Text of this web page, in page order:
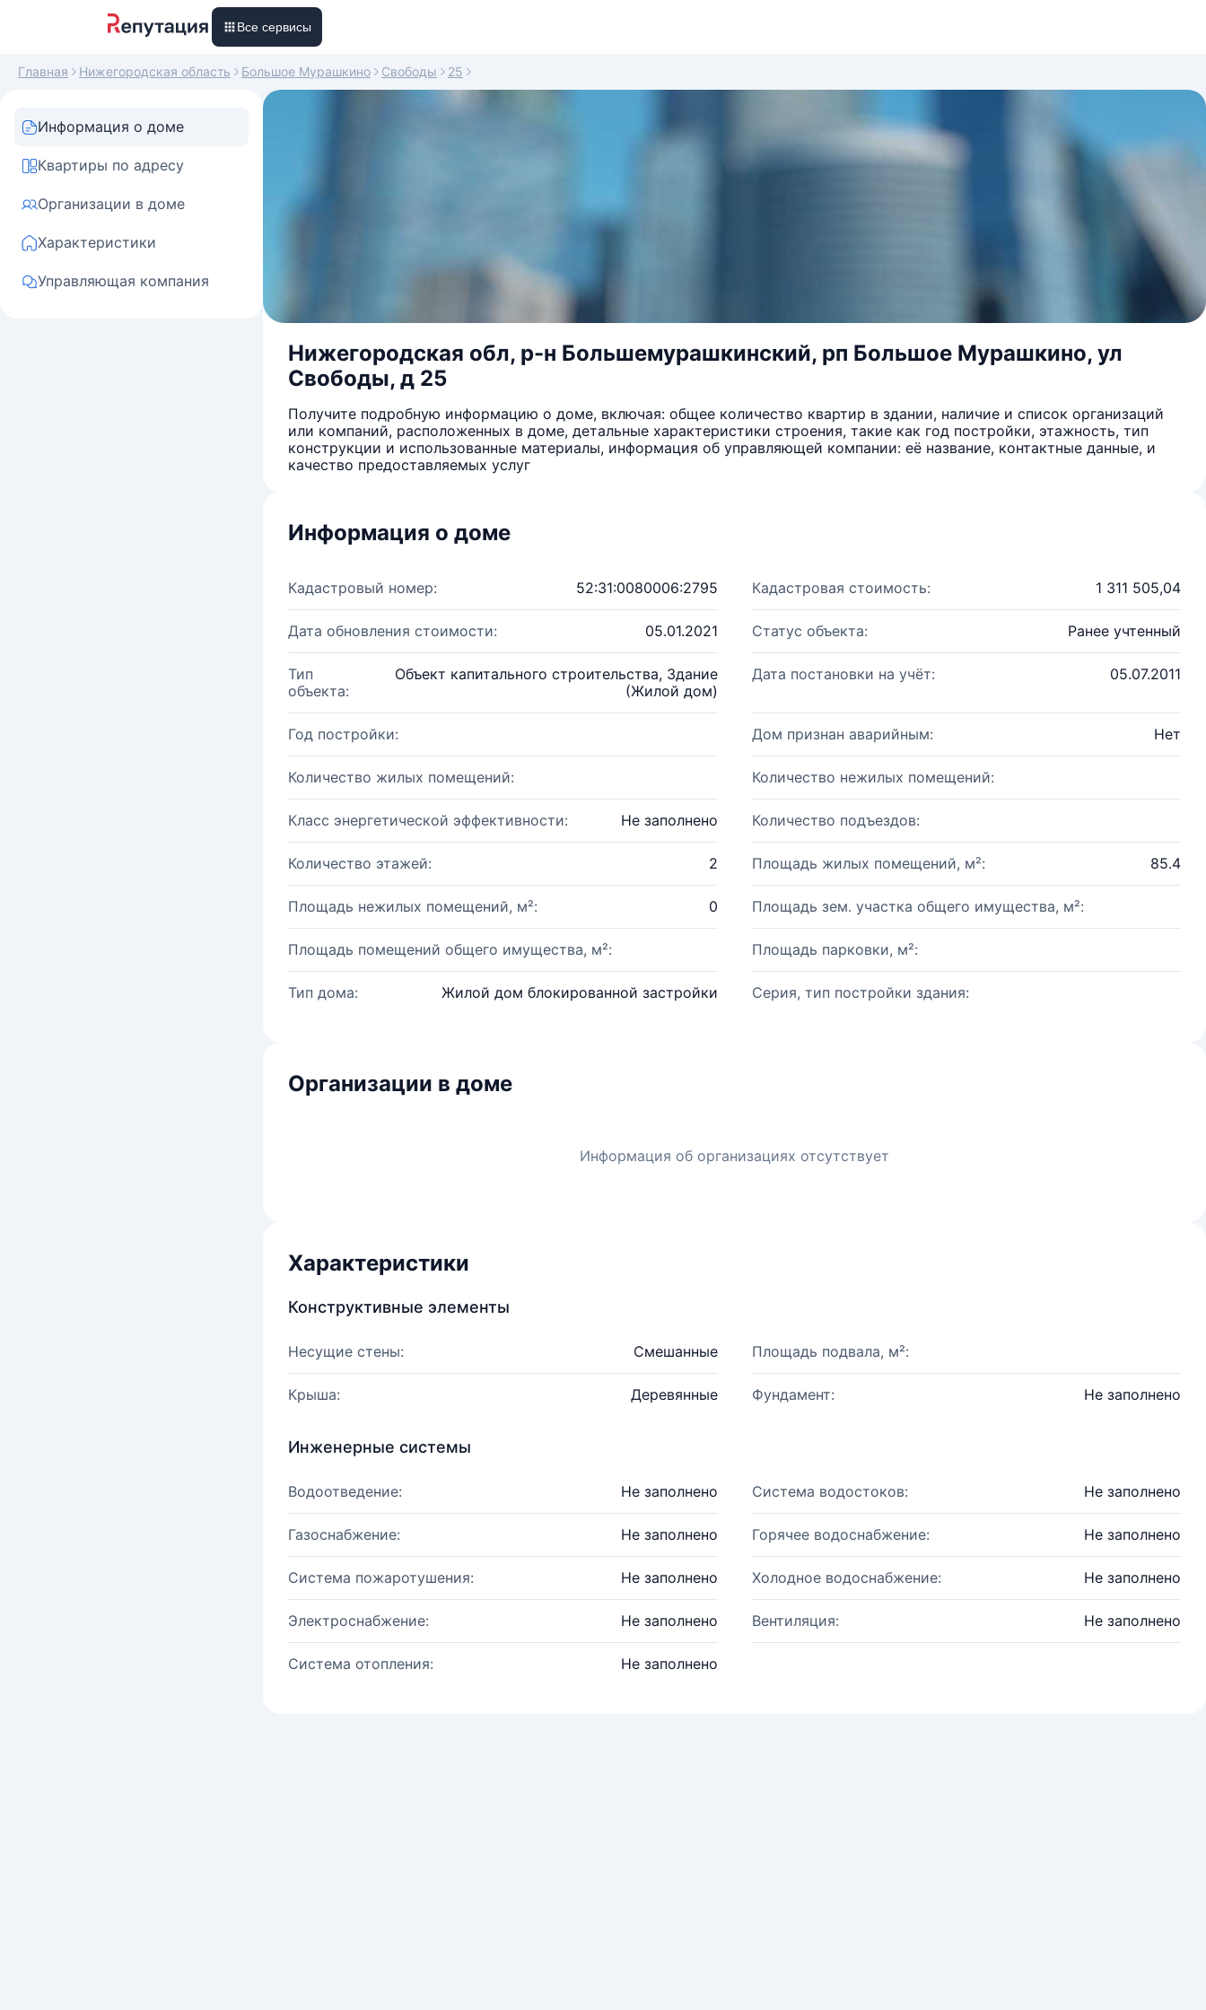
Все сервисы
Главная Нижегородская область Большое Мурашкино Свободы 25
Информация о доме
Квартиры по адресу
Организации в доме
Характеристики
Управляющая компания
Нижегородская обл, р-н Большемурашкинский, рп Большое Мурашкино, ул
Свободы, д 25
Получите подробную информацию о доме, включая: общее количество квартир в здании, наличие и список организаций
или компаний, расположенных в доме, детальные характеристики строения, такие как год постройки, этажность, тип
конструкции и использованные материалы, информация об управляющей компании: её название, контактные данные, и
качество предоставляемых услуг
Информация о доме
Кадастровый номер: 52:31:0080006:2795 Кадастровая стоимость: 1 311 505,04
Дата обновления стоимости: 05.01.2021 Статус объекта: Ранее учтенный
Тип
объекта:
Объект капитального строительства, Здание
(Жилой дом)
Дата постановки на учёт: 05.07.2011
Год постройки: Дом признан аварийным: Нет
Количество жилых помещений: Количество нежилых помещений:
Класс энергетической эффективности: Не заполнено Количество подъездов:
Количество этажей: 2 Площадь жилых помещений, м²: 85.4
Площадь нежилых помещений, м²: 0 Площадь зем. участка общего имущества, м²:
Площадь помещений общего имущества, м²: Площадь парковки, м²:
Тип дома: Жилой дом блокированной застройки Серия, тип постройки здания:
Организации в доме
Информация об организациях отсутствует
Характеристики
Конструктивные элементы
Несущие стены: Смешанные Площадь подвала, м²:
Крыша: Деревянные Фундамент: Не заполнено
Инженерные системы
Водоотведение: Не заполнено Система водостоков: Не заполнено
Газоснабжение: Не заполнено Горячее водоснабжение: Не заполнено
Система пожаротушения: Не заполнено Холодное водоснабжение: Не заполнено
Электроснабжение: Не заполнено Вентиляция: Не заполнено
Система отопления: Не заполнено